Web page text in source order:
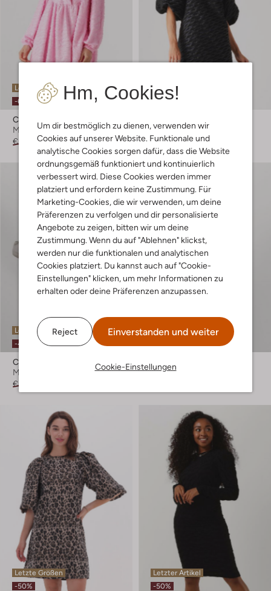
Hm, Cookies!
Um dir bestmöglich zu dienen, verwenden wir
Cookies auf unserer Website. Funktionale und
analytische Cookies sorgen dafür, dass die Website
ordnungsgemäß funktioniert und kontinuierlich
verbessert wird. Diese Cookies werden immer
platziert und erfordern keine Zustimmung. Für
Marketing-Cookies, die wir verwenden, um deine
Präferenzen zu verfolgen und dir personalisierte
Angebote zu zeigen, bitten wir um deine
Zustimmung. Wenn du auf "Ablehnen" klickst,
werden nur die funktionalen und analytischen
Cookies platziert. Du kannst auch auf "Cookie-
Einstellungen" klicken, um mehr Informationen zu
erhalten oder deine Präferenzen anzupassen.
Reject Einverstanden und weiter
Cookie-Einstellungen
Letzter Artikel
-60%
Co'couture
Minikleid
€ 139,99 € 55,99
Letzte Größen
-40%
Minikleid
€ 139,95 € 83,99
Letzte Größen
-40%
Co'couture
Minikleid
€ 139,95
Letzter Artikel
Co'couture
Minikleid
Letzte Größen
-50%
Letzter Artikel
-50%